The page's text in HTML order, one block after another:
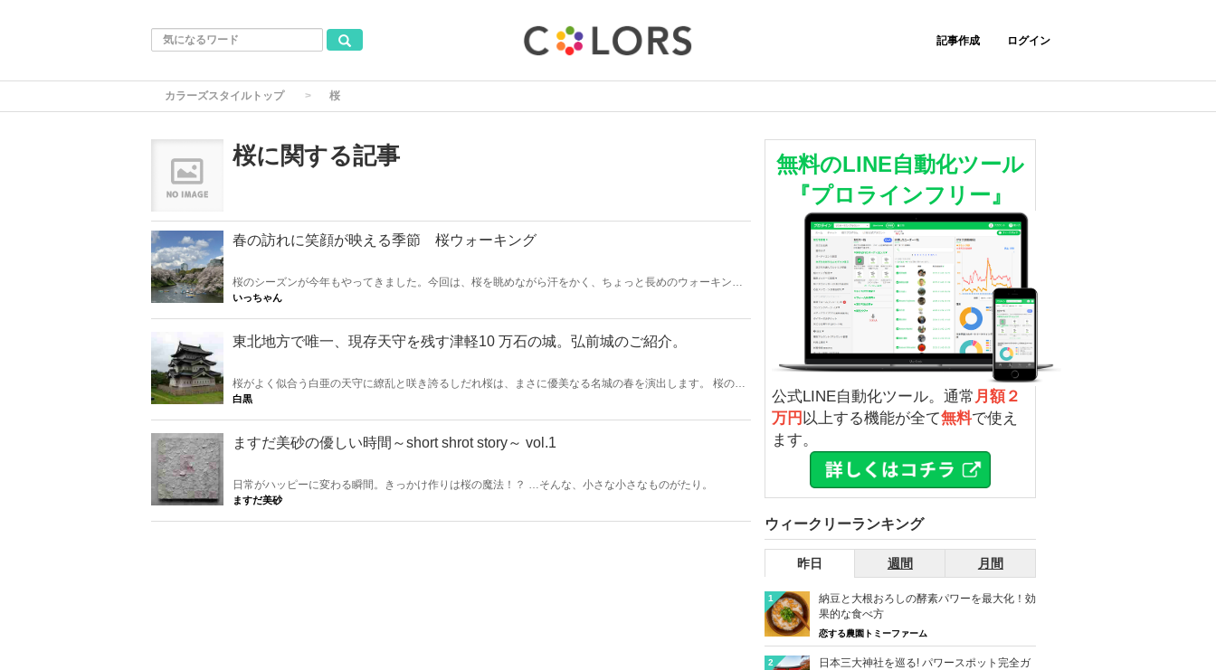
記事作成 ログイン
カラーズスタイルトップ 桜
桜に関する記事
春の訪れに笑顔が映える季節 桜ウォーキング
桜のシーズンが今年もやってきました。今回は、桜を眺めながら汗をかく、ちょっと長めのウォーキング
をしてきました。 キツかったら、途中で電車移動（九段下～上野）して無理のないようにウォーキングし
いっちゃん
東北地方で唯一、現存天守を残す津軽10 万石の城。弘前城のご紹介。
桜がよく似合う白亜の天守に繚乱と咲き誇るしだれ桜は、まさに優美なる名城の春を演出します。 桜の季
節は大変込み合いますが、見どころは、春だけではないので、他の季節も訪れてみてください。
白黒
ますだ美砂の優しい時間～short shrot story～ vol.1
日常がハッピーに変わる瞬間。きっかけ作りは桜の魔法！？ …そんな、小さな小さなものがたり。
ますだ美砂
無料のLINE自動化ツール
『プロラインフリー』
公式LINE自動化ツール。通常 月額２
万円 以上する機能が全て無料で使え
ます。
ウィークリーランキング
昨日 週間 月間
1
納豆と大根おろしの酵素パワーを最大化！効
果的な食べ方
恋する農園トミーファーム
2
日本三大神社を巡る! パワースポット完全ガ